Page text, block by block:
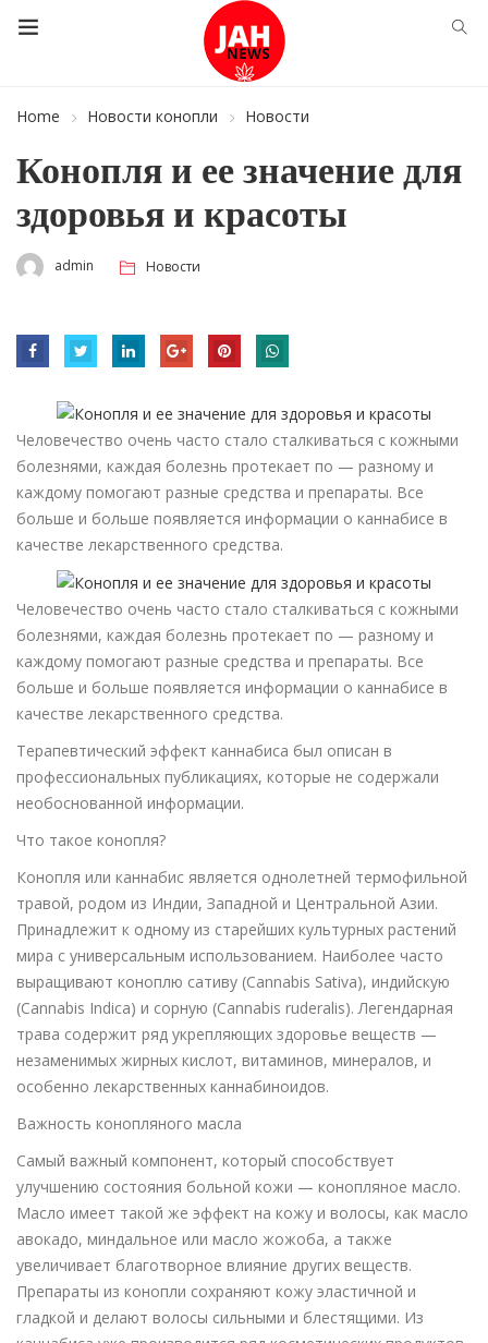
Home Новости конопли Новости
Конопля и ее значение для
здоровья и красоты
admin Новости
Человечество очень часто стало сталкиваться с кожными
болезнями, каждая болезнь протекает по — разному и
каждому помогают разные средства и препараты. Все
больше и больше появляется информации о каннабисе в
качестве лекарственного средства.
Человечество очень часто стало сталкиваться с кожными
болезнями, каждая болезнь протекает по — разному и
каждому помогают разные средства и препараты. Все
больше и больше появляется информации о каннабисе в
качестве лекарственного средства.
Терапевтический эффект каннабиса был описан в
профессиональных публикациях, которые не содержали
необоснованной информации.
Что такое конопля?
Конопля или каннабис является однолетней термофильной
травой, родом из Индии, Западной и Центральной Азии.
Принадлежит к одному из старейших культурных растений
мира с универсальным использованием. Наиболее часто
выращивают коноплю сативу (Cannabis Sativa), индийскую
(Cannabis Indica) и сорную (Cannabis ruderalis). Легендарная
трава содержит ряд укрепляющих здоровье веществ —
незаменимых жирных кислот, витаминов, минералов, и
особенно лекарственных каннабиноидов.
Важность конопляного масла
Самый важный компонент, который способствует
улучшению состояния больной кожи — конопляное масло.
Масло имеет такой же эффект на кожу и волосы, как масло
авокадо, миндальное или масло жожоба, а также
увеличивает благотворное влияние других веществ.
Препараты из конопли сохраняют кожу эластичной и
гладкой и делают волосы сильными и блестящими. Из